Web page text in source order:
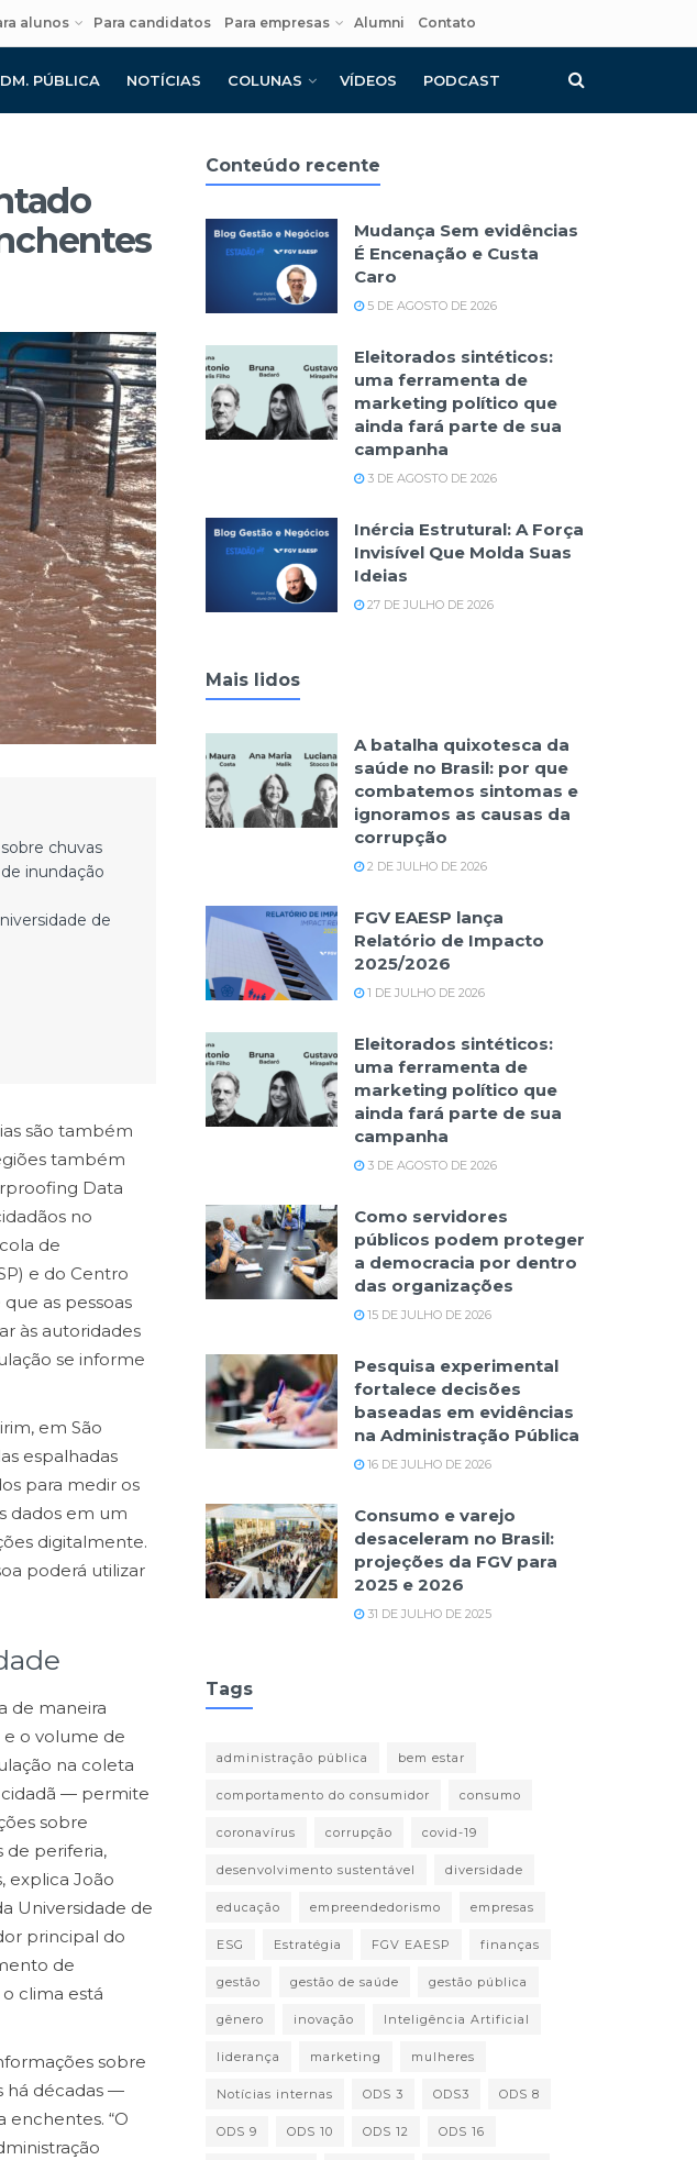
alunos Para candidatos Para empresas Alumni Contato
PÚBLICA NOTÍCIAS COLUNAS VÍDEOS PODCAST
chuvas
inundação
de
são também
também
Data
no
de
e do Centro
as pessoas
às autoridades
se informe
em São
espalhadas
para medir os
dados em um
digitalmente.
poderá utilizar
de maneira
o volume de
na coleta
— permite
sobre
de periferia,
explica João
Universidade de
principal do
de
clima está
sobre
há décadas —
enchentes. “O
Conteúdo recente
Mudança Sem evidências
É Encenação e Custa
Caro
5 DE AGOSTO DE 2026
Eleitorados sintéticos:
uma ferramenta de
marketing político que
ainda fará parte de sua
campanha
3 DE AGOSTO DE 2026
Inércia Estrutural: A Força
Invisível Que Molda Suas
Ideias
27 DE JULHO DE 2026
Mais lidos
A batalha quixotesca da
saúde no Brasil: por que
combatemos sintomas e
ignoramos as causas da
corrupção
2 DE JULHO DE 2026
FGV EAESP lança
Relatório de Impacto
2025/2026
1 DE JULHO DE 2026
Eleitorados sintéticos:
uma ferramenta de
marketing político que
ainda fará parte de sua
campanha
3 DE AGOSTO DE 2026
Como servidores
públicos podem proteger
a democracia por dentro
das organizações
15 DE JULHO DE 2026
Pesquisa experimental
fortalece decisões
baseadas em evidências
na Administração Pública
16 DE JULHO DE 2026
Consumo e varejo
desaceleram no Brasil:
projeções da FGV para
2025 e 2026
31 DE JULHO DE 2025
Tags
administração pública bem estar
comportamento do consumidor consumo
coronavírus corrupção covid-19
desenvolvimento sustentável diversidade
educação empreendedorismo empresas
ESG Estratégia FGV EAESP finanças
gestão gestão de saúde gestão pública
gênero inovação Inteligência Artificial
liderança marketing mulheres
Notícias internas ODS 3 ODS3 ODS 8
ODS 9 ODS 10 ODS 12 ODS 16